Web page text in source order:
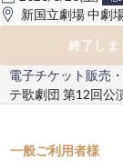
新国立劇場 中劇
終了しま
電子チケット販売
テ歌劇団 第12回公
一般ご利用者様